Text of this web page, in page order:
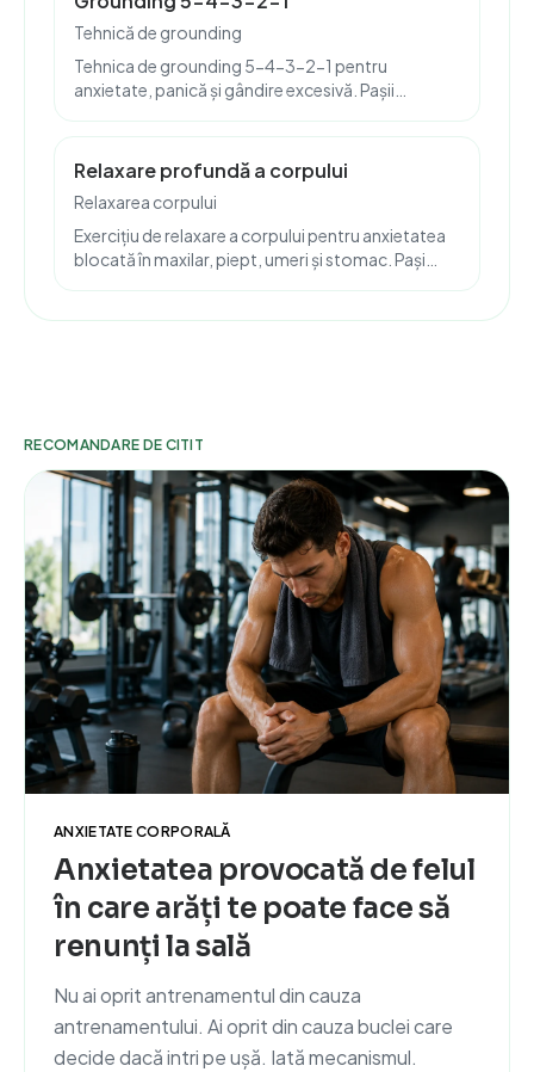
Tehnică de grounding
Tehnica de grounding 5-4-3-2-1 pentru
anxietate, panică și gândire excesivă. Pașii
ghidată din Anima Felix.
Relaxare profundă a corpului
Relaxarea corpului
Exercițiu de relaxare a corpului pentru anxietatea
blocată în maxilar, piept, umeri și stomac. Pași
RECOMANDARE DE CITIT
ANXIETATE CORPORALĂ
Anxietatea provocată de felul
în care arăți te poate face să
renunți la sală
Nu ai oprit antrenamentul din cauza
antrenamentului. Ai oprit din cauza buclei care
decide dacă intri pe ușă. Iată mecanismul.